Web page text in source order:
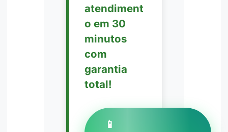
atendiment
o em 30
minutos
com
garantia
total!
📱